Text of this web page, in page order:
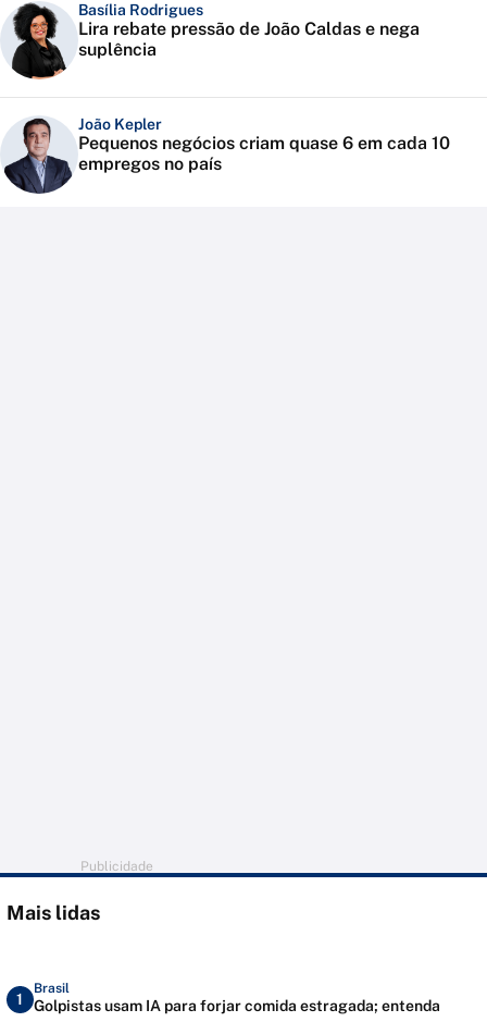
Basília Rodrigues
Lira rebate pressão de João Caldas e nega
suplência
João Kepler
Pequenos negócios criam quase 6 em cada 10
empregos no país
Publicidade
Mais lidas
1
Brasil
Golpistas usam IA para forjar comida estragada; entenda